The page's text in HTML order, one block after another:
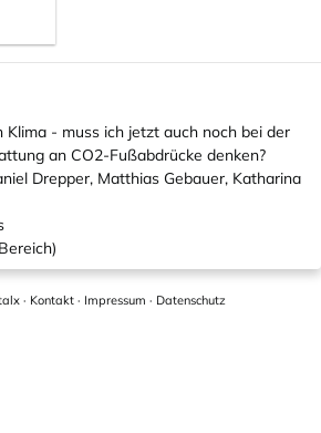
Klima - muss ich jetzt auch noch bei der
an CO2-Fußabdrücke denken?
Drepper, Matthias Gebauer, Katharina
· Kontakt · Impressum · Datenschutz